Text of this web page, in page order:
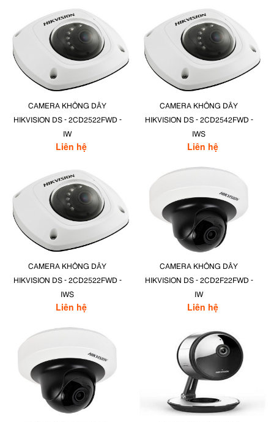
CAMERA KHÔNG DÂY
HIKVISION DS - 2CD2522FWD -
IW
Liên hệ
CAMERA KHÔNG DÂY
HIKVISION DS - 2CD2542FWD -
IWS
Liên hệ
CAMERA KHÔNG DÂY
HIKVISION DS - 2CD2522FWD -
IWS
Liên hệ
CAMERA KHÔNG DÂY
HIKVISION DS - 2CD2F22FWD -
IW
Liên hệ